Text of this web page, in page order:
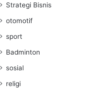
Strategi Bisnis
otomotif
sport
Badminton
sosial
religi